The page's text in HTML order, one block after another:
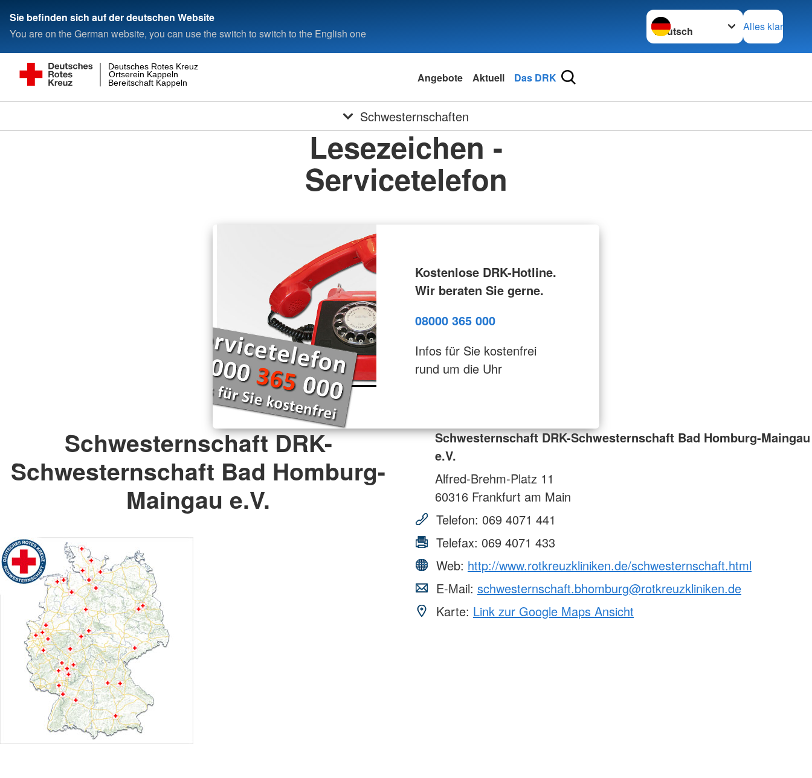
Sie befinden sich auf der deutschen Website
You are on the German website, you can use the switch to switch to the English one
Sprache wechseln zu
Alles klar
Bereitschaft Kappeln
Ortserein Kappeln
Deutsches Rotes Kreuz
Angebote Aktuell Das DRK
Schwesternschaften
Lesezeichen -
Servicetelefon
Kostenlose DRK-Hotline.
Wir beraten Sie gerne.
08000 365 000
Infos für Sie kostenfrei
rund um die Uhr
Schwesternschaft DRK-
Schwesternschaft Bad Homburg-
Maingau e.V.
Schwesternschaft DRK-Schwesternschaft Bad Homburg-Maingau
e.V.
Alfred-Brehm-Platz 11
60316 Frankfurt am Main
Telefon: 069 4071 441
Telefax: 069 4071 433
Web: http://www.rotkreuzkliniken.de/schwesternschaft.html
E-Mail: schwesternschaft.bhomburg@rotkreuzkliniken.de
Karte: Link zur Google Maps Ansicht